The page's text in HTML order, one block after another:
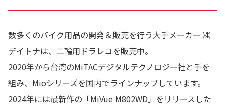
数多くのバイク用品の開発＆販売を行う大手メーカー ㈱
デイトナは、二輪用ドラレコを販売中。
2020年から台湾のMiTACデジタルテクノロジー社と手を
組み、Mioシリーズを国内でラインナップしています。
2024年には最新作の「MiVue M802WD」をリリースした